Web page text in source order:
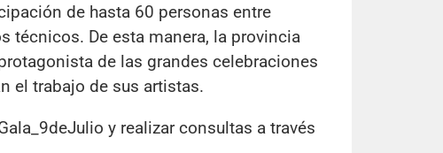
de hasta 60 personas entre
técnicos. De esta manera, la provincia
de las grandes celebraciones
el trabajo de sus artistas.
y realizar consultas a través